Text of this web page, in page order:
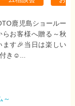
鹿児島ショールー
らお客様へ贈る～秋
す🎉当日は楽しい
き☺...
～